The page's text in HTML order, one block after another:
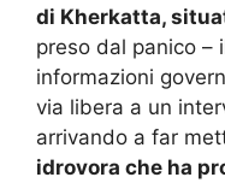
di Kherkatta,
preso dal panico –
informazioni
via libera a un
arrivando a far
idrovora che ha